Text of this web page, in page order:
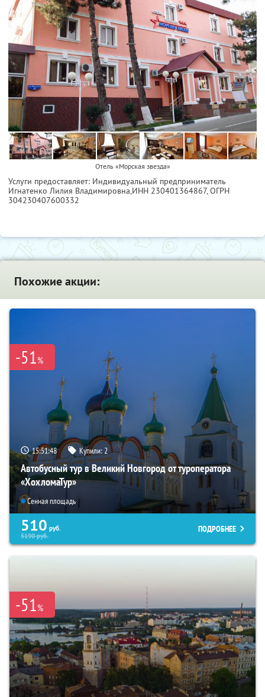
Отель «Морская звезда»
Услуги предоставляет: Индивидуальный предприниматель
Игнатенко Лилия Владимировна,ИНН 230401364867, ОГРН
304230407600332
Похожие акции:
-51%
15:51:47 Купили:2
Автобусный тур в Великий Новгород от туроператора
«ХохломаТур»
Сенная площадь
510 руб.
5190руб.
ПОДРОБНЕЕ
-51%